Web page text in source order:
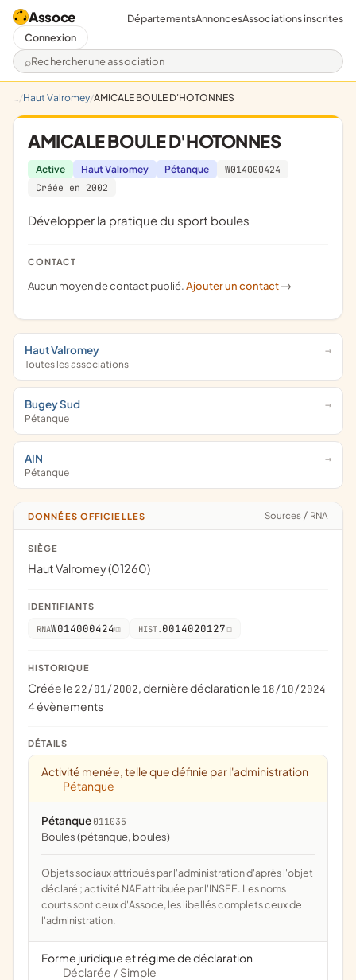
Assoce
Rechercher une association
DépartementsAnnoncesAssociations inscrites
Connexion
Haut Valromey AMICALE BOULE D'HOTONNES
AMICALE BOULE D'HOTONNES
Active Haut Valromey Pétanque
W014000424
Créée en 2002
développer la pratique du sport boules
CONTACT
Aucun moyen de contact publié.Ajouter un contact ->
Haut Valromey
Toutes les associations
Bugey Sud
Pétanque
AIN
Pétanque
DONNÉES OFFICIELLES Sources / RNA
SIÈGE
Haut Valromey (01260)
IDENTIFIANTS
RNAW014000424 HIST. 0014020127
HISTORIQUE
Créée le 22/01/2002, dernière déclaration le 18/10/2024
4 évènements
DÉTAILS
Activité menée, telle que définie par l'administration
Pétanque
Pétanque 011035
Boules (pétanque, boules)
Objets sociaux attribués par l'administration d'après l'objet
déclaré ; activité NAF attribuée par l'INSEE. Les noms
courts sont ceux d'Assoce, les libellés complets ceux de
l'administration.
Forme juridique et régime de déclaration
Déclarée / Simple